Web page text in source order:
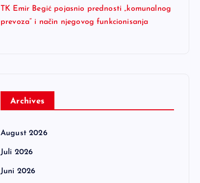
TK Emir Begić pojasnio prednosti „komunalnog
prevoza“ i način njegovog funkcionisanja
Archives
August 2026
Juli 2026
Juni 2026